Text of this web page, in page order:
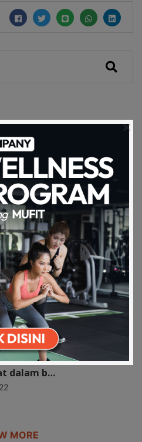
Get it on Play
Store
Untuk Mengurangi Perut
Senam Aerobic
Barre yang Sedang Naik
Geng Kantoran
bisa membuat kamu
dalam b…
MORE